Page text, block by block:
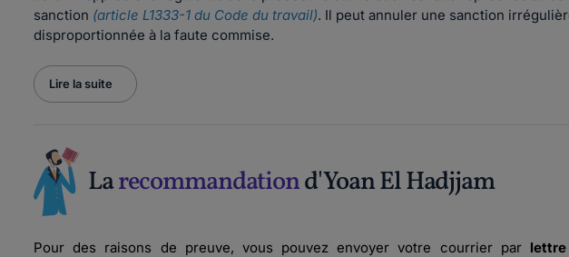
sanction (article L1333-1 du Code du travail). Il peut annuler une sanction
disproportionnée à la faute commise.
Lire la suite
Larecommandationd'Yoan El Hadjjam
Pour des raisons de preuve, vous pouvez envoyer votre courrier par